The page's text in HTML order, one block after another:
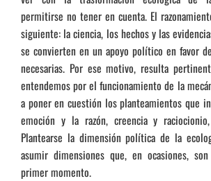
permitirse no tener en cuenta. El
siguiente: la ciencia, los hechos y las
se convierten en un apoyo político en favor
necesarias. Por ese motivo, resulta
entendemos por el funcionamiento de la
a poner en cuestión los planteamientos que
emoción y la razón, creencia y
Plantearse la dimensión política de la
asumir dimensiones que, en ocasiones,
primer momento.